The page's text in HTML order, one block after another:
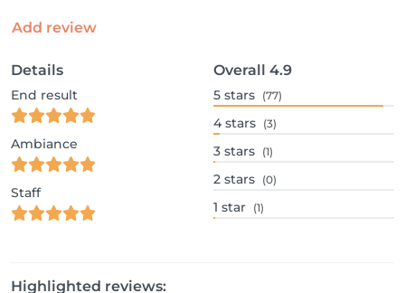
Add review
Details
End result
Ambiance
Staff
Overall 4.9
5 stars (77)
4 stars (3)
3 stars (1)
2 stars (0)
1 star (1)
Highlighted reviews: